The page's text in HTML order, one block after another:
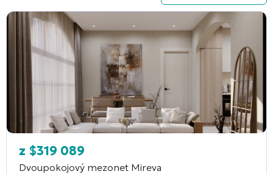
z $319 089
Dvoupokojový mezonet Mireva